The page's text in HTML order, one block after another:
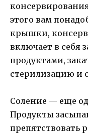
этого вам
крышки,
включает в себя
продуктами,
стерилизацию и
Соление — еще
Продукты
препятствовать